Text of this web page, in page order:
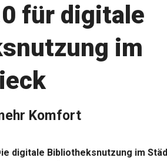
Michel“ muss nun zahlen!
Fischladen: Unser aktuelles Angebot …
aktuelle Angebote Ihrer Region!
für digitale
im
Komfort
Die digitale Bibliotheksnutzung im